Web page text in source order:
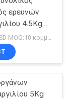
ερευνών
4.5Kg
5Kg